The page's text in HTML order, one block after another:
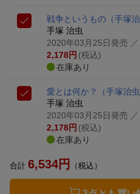
戦争というもの （手塚
手塚 治虫
2020年03月25日発売
2,178円 (税込)
在庫あり
愛とは何か？
（手塚治
手塚 治虫
2020年03月25日発売
2,178円 (税込)
在庫あり
合計 6,534円 （税込）